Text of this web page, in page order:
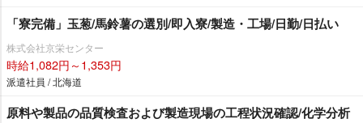
「寮完備」玉葱/馬鈴薯の選別/即入寮/製造・工場/日勤/日払い
株式会社京栄センター
時給1,082円～1,353円
派遣社員 / 北海道
原料や製品の品質検査および製造現場の工程状況確認/化学分析